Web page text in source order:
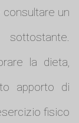
un
la dieta,
apporto di
fisico